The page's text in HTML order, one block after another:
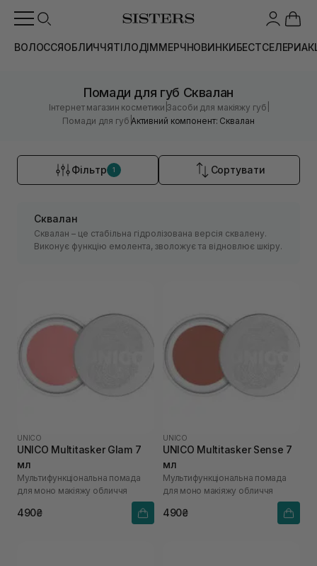
ВОЛОССЯОБЛИЧЧЯТІЛОДІММЕРЧНОВИНКИБЕСТСЕЛЕРИ
Помади для губ Сквалан
Інтернет магазин косметики |Засоби для макіяжу губ
Помади для губ |Активний компонент: Сквалан
Фільтр 1 Сортувати
Сквалан
Сквалан – це стабільна гідролізована версія сквалену.
Виконує функцію емолента, зволожує та відновлює шкіру.
UNICO
UNICO Multitasker Glam 7
мл
Мультифункціональна помада
для моно макіяжу обличчя
490₴
UNICO
UNICO Multitasker Sense 7
мл
Мультифункціональна помада
для моно макіяжу обличчя
490₴